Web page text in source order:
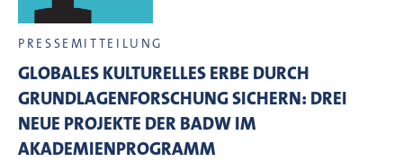
PRESSEMITTEILUNG
GLOBALES KULTURELLES ERBE DURCH
GRUNDLAGENFORSCHUNG SICHERN: DREI
NEUE PROJEKTE DER BADW IM
AKADEMIENPROGRAMM